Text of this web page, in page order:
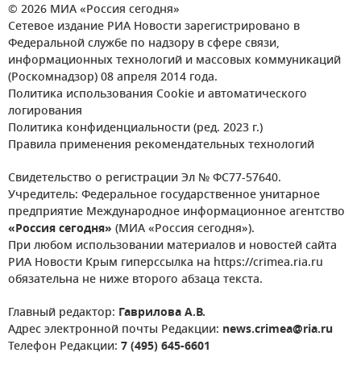
© 2026 МИА «Россия сегодня»
Сетевое издание РИА Новости зарегистрировано в
Федеральной службе по надзору в сфере связи,
информационных технологий и массовых коммуникаций
(Роскомнадзор) 08 апреля 2014 года.
Политика использования Cookie и автоматического
логирования
Политика конфиденциальности (ред. 2023 г.)
Правила применения рекомендательных технологий
Свидетельство о регистрации Эл № ФС77-57640.
Учредитель: Федеральное государственное унитарное
предприятие Международное информационное агентство
«Россия сегодня» (МИА «Россия сегодня»).
При любом использовании материалов и новостей сайта
РИА Новости Крым гиперссылка на https://crimea.ria.ru
обязательна не ниже второго абзаца текста.
Главный редактор: Гаврилова А.В.
Адрес электронной почты Редакции: news.crimea@ria.ru
Телефон Редакции: 7 (495) 645-6601